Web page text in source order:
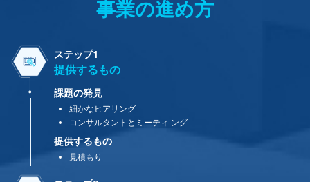
事業の進め方
ステップ1
提供するもの
課題の発見
細かなヒアリング
コンサルタントとミーティ ング
提供するもの
見積もり